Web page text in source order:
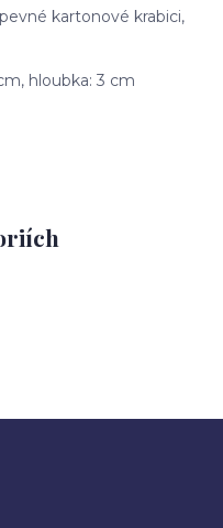
kartonové krabici,
hloubka: 3 cm